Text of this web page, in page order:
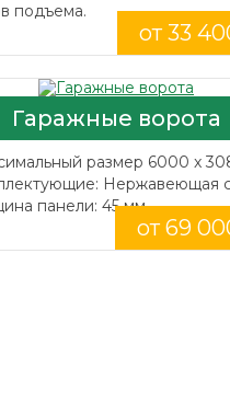
подъема.
от 33
Гаражные ворота
размер 6000 x
Нержавеющая
панели: 45 мм.
от 69